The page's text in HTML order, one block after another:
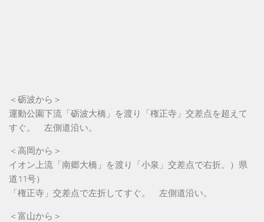
＜砺波から＞
運動公園下流「砺波大橋」を渡り「権正寺」交差点を超えて
すぐ。 左側道沿い。
＜高岡から＞
イオン上流「南郷大橋」を渡り「小泉」交差点で右折。）県
道11号）
「権正寺」交差点で左折してすぐ。 左側道沿い。
＜富山から＞